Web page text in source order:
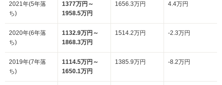
2021年(5年落
ち)
1377万円～
1958.5万円
1656.3万円 4.4万円
2020年(6年落
ち)
1132.9万円～
1868.3万円
1514.2万円 -2.3万円
2019年(7年落
ち)
1114.5万円～
1650.1万円
1385.9万円 -8.2万円